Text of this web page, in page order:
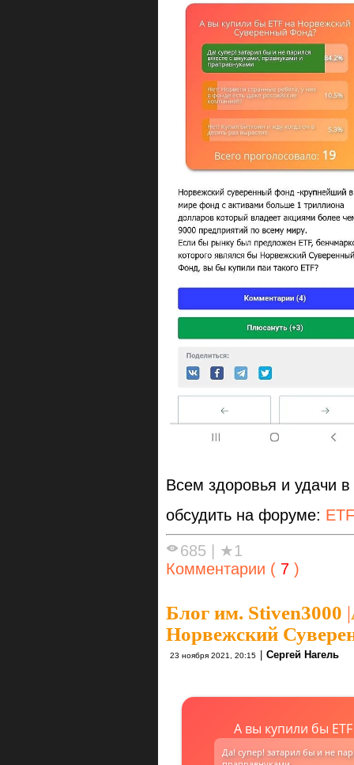
Всем здоровья и удачи
обсудить на форуме: ETF
685
★1
Комментарии ( 7 )
Блог им. Stiven3000 |
Норвежский
23 ноября 2021, 20:15 Сергей Нагель
А вы купили бы
Да! супер! затарил бы и не